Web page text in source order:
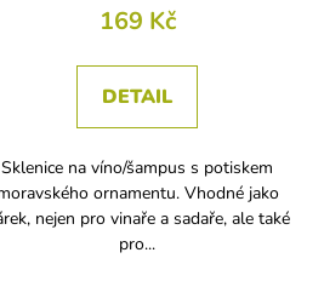
169 Kč
DETAIL
Sklenice na víno/šampus s potiskem
ornamentu. Vhodné jako
nejen pro vinaře a sadaře, ale také
pro...